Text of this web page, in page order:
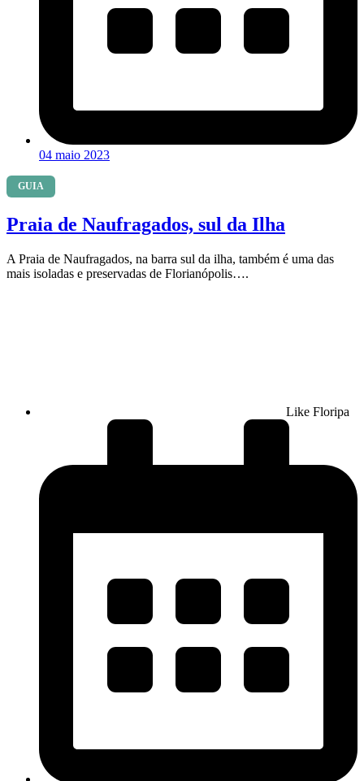
04 maio 2023
GUIA
Praia de Naufragados, sul da Ilha
A Praia de Naufragados, na barra sul da ilha, também é uma das
mais isoladas e preservadas de Florianópolis….
Like Floripa